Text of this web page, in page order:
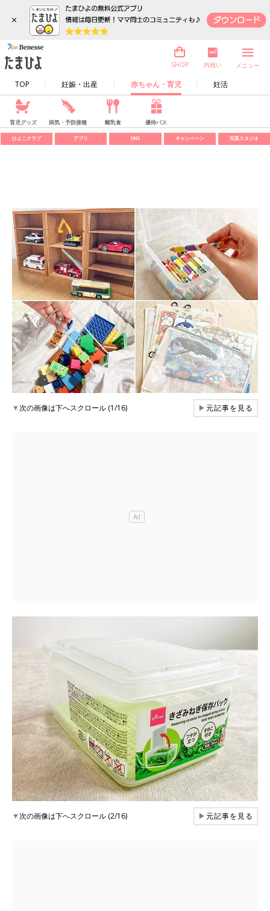
×
TOP 妊娠・出産 赤ちゃん・育児 妊活
SHOP 内祝い メニュー
育児グッズ 病気・予防接種 離乳食 優待パス
ひよこクラブ アプリ SNS キャンペーン 写真スタジオ
▼次の画像は下へスクロール (1/16) ▶元記事を見る
▼次の画像は下へスクロール (2/16) ▶元記事を見る